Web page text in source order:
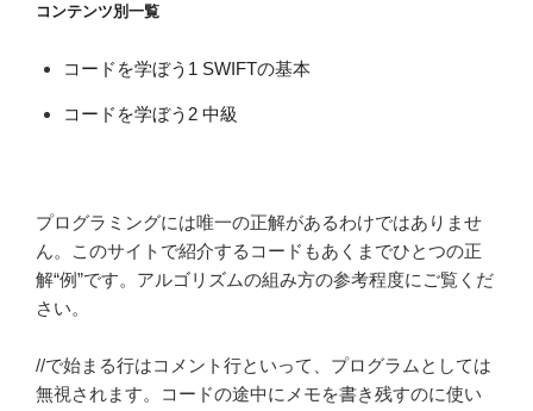
ン
コンテンツ別一覧
コードを学ぼう1 SWIFTの基本
コードを学ぼう2 中級
プログラミングには唯一の正解があるわけではありませ
ん。このサイトで紹介するコードもあくまでひとつの正
解“例”です。アルゴリズムの組み方の参考程度にご覧くだ
さい。
//で始まる行はコメント行といって、プログラムとしては
無視されます。コードの途中にメモを書き残すのに使い